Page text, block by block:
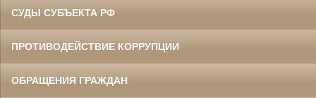
СУДЫ СУБЪЕКТА РФ
ПРОТИВОДЕЙСТВИЕ КОРРУПЦИИ
ОБРАЩЕНИЯ ГРАЖДАН